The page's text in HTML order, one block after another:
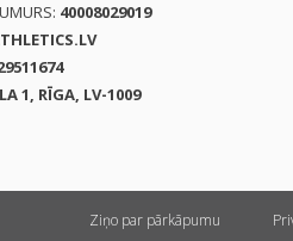
40008029019
1, RĪGA, LV-1009
Ziņo par pārkāpumu